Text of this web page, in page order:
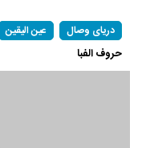
دریای وصال عین الیقین
حروف الفبا